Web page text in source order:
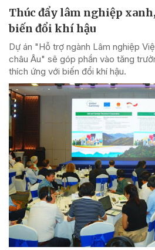
Thúc đẩy lâm nghiệp
biến đổi khí hậu
Dự án "Hỗ trợ ngành Lâm nghiệp
châu Âu" sẽ góp phần vào tăng
thích ứng với biến đổi khí hậu.